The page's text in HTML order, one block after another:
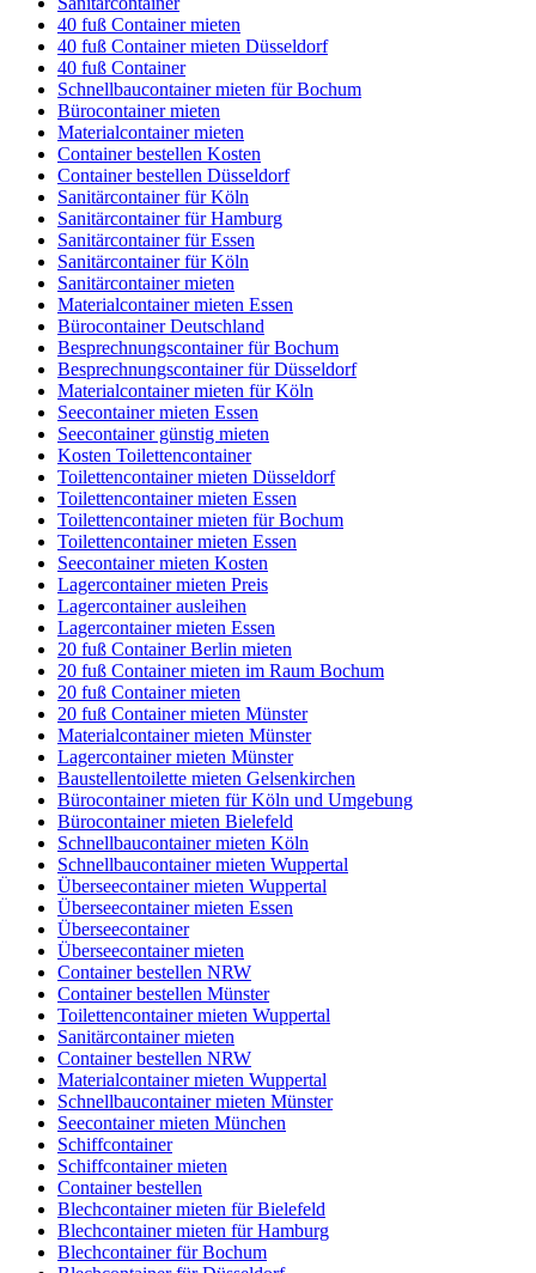
40 fuß Container mieten
40 fuß Container mieten Düsseldorf
40 fuß Container
Schnellbaucontainer mieten für Bochum
Bürocontainer mieten
Materialcontainer mieten
Container bestellen Kosten
Container bestellen Düsseldorf
Sanitärcontainer für Köln
Sanitärcontainer für Hamburg
Sanitärcontainer für Essen
Sanitärcontainer für Köln
Sanitärcontainer mieten
Materialcontainer mieten Essen
Bürocontainer Deutschland
Besprechnungscontainer für Bochum
Besprechnungscontainer für Düsseldorf
Materialcontainer mieten für Köln
Seecontainer mieten Essen
Seecontainer günstig mieten
Kosten Toilettencontainer
Toilettencontainer mieten Düsseldorf
Toilettencontainer mieten Essen
Toilettencontainer mieten für Bochum
Toilettencontainer mieten Essen
Seecontainer mieten Kosten
Lagercontainer mieten Preis
Lagercontainer ausleihen
Lagercontainer mieten Essen
20 fuß Container Berlin mieten
20 fuß Container mieten im Raum Bochum
20 fuß Container mieten
20 fuß Container mieten Münster
Materialcontainer mieten Münster
Lagercontainer mieten Münster
Baustellentoilette mieten Gelsenkirchen
Bürocontainer mieten für Köln und Umgebung
Bürocontainer mieten Bielefeld
Schnellbaucontainer mieten Köln
Schnellbaucontainer mieten Wuppertal
Überseecontainer mieten Wuppertal
Überseecontainer mieten Essen
Überseecontainer
Überseecontainer mieten
Container bestellen NRW
Container bestellen Münster
Toilettencontainer mieten Wuppertal
Sanitärcontainer mieten
Container bestellen NRW
Materialcontainer mieten Wuppertal
Schnellbaucontainer mieten Münster
Seecontainer mieten München
Schiffcontainer
Schiffcontainer mieten
Container bestellen
Blechcontainer mieten für Bielefeld
Blechcontainer mieten für Hamburg
Blechcontainer für Bochum